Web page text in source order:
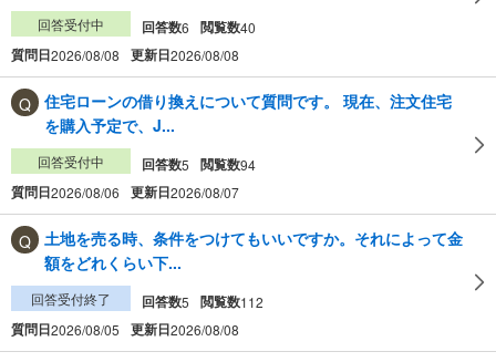
回答受付中 回答数6 閲覧数40
質問日2026/08/08 更新日2026/08/08
住宅ローンの借り換えについて質問です。 現在、注文住宅
を購入予定で、J...
回答受付中 回答数5 閲覧数94
質問日2026/08/06 更新日2026/08/07
土地を売る時、条件をつけてもいいですか。それによって金
額をどれくらい下...
回答受付終了 回答数5 閲覧数112
質問日2026/08/05 更新日2026/08/08